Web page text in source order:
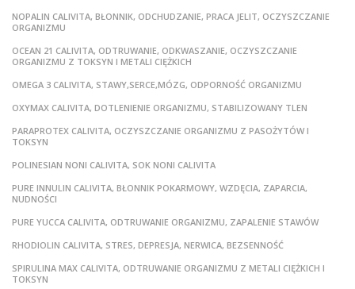
NOPALIN CALIVITA, BŁONNIK, ODCHUDZANIE, PRACA JELIT, OCZYSZCZANIE
ORGANIZMU
OCEAN 21 CALIVITA, ODTRUWANIE, ODKWASZANIE, OCZYSZCZANIE
ORGANIZMU Z TOKSYN I METALI CIĘŻKICH
OMEGA 3 CALIVITA, STAWY,SERCE,MÓZG, ODPORNOŚĆ ORGANIZMU
OXYMAX CALIVITA, DOTLENIENIE ORGANIZMU, STABILIZOWANY TLEN
PARAPROTEX CALIVITA, OCZYSZCZANIE ORGANIZMU Z PASOŻYTÓW I
TOKSYN
POLINESIAN NONI CALIVITA, SOK NONI CALIVITA
PURE INNULIN CALIVITA, BŁONNIK POKARMOWY, WZDĘCIA, ZAPARCIA,
NUDNOŚCI
PURE YUCCA CALIVITA, ODTRUWANIE ORGANIZMU, ZAPALENIE STAWÓW
RHODIOLIN CALIVITA, STRES, DEPRESJA, NERWICA, BEZSENNOŚĆ
SPIRULINA MAX CALIVITA, ODTRUWANIE ORGANIZMU Z METALI CIĘŻKICH I
TOKSYN